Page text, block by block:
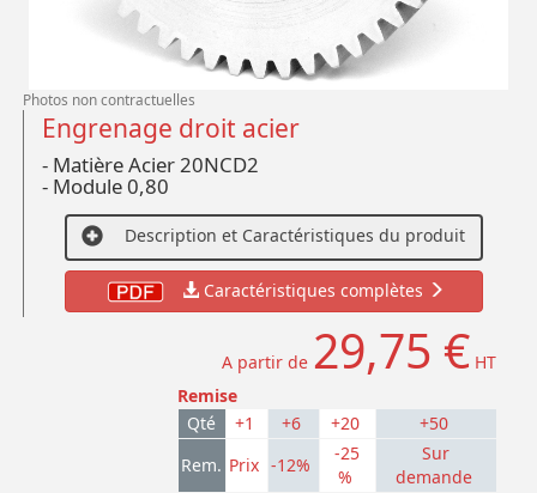
Photos non contractuelles
Engrenage droit acier
- Matière Acier 20NCD2
- Module 0,80
Description et Caractéristiques du produit
Caractéristiques complètes
A partir de 29,75 € HT
Remise
Qté
+1 +6 +20
+50
Rem. Prix -12%
-25
%
Sur
demande